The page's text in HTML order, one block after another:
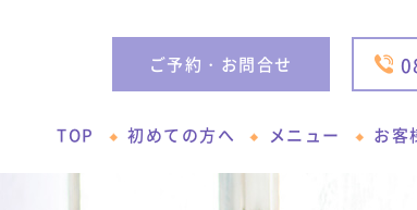
ご予約・お問合せ
TOP 初めての方へ メニュー お客